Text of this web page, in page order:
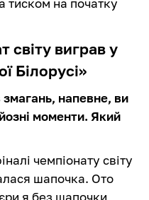
світу виграв у
Білорусі»
змагань, напевне, ви
моменти. Який
чемпіонату світу
шапочка. Ото
я без шапочки